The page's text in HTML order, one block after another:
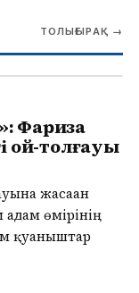
ТОЛЫҒЫРАҚ →
Фариза
ой-толғауы
жасаған
өмірінің
қуаныштар